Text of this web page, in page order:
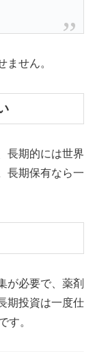
ません。
長期的には世界
長期保有なら一
が必要で、薬剤
期投資は一度仕
す。